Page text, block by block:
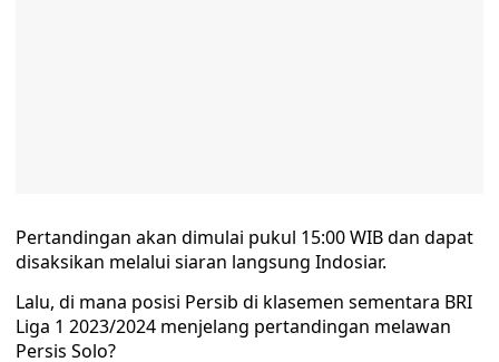
Pertandingan akan dimulai pukul 15:00 WIB dan dapat
disaksikan melalui siaran langsung Indosiar.
Lalu, di mana posisi Persib di klasemen sementara BRI
Liga 1 2023/2024 menjelang pertandingan melawan
Persis Solo?